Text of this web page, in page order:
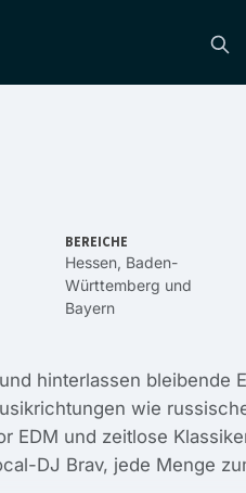
BEREICHE
Hessen, Baden-
Württemberg und
Bayern
hinterlassen bleibende
wie
EDM und zeitlose
DJ Brav, jede Menge